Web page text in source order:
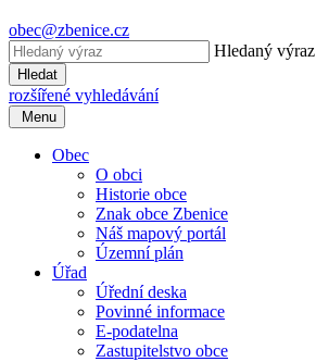
obec@zbenice.cz
Hledaný výraz
Hledat
rozšířené vyhledávání
Menu
Obec
O obci
Historie obce
Znak obce Zbenice
Náš mapový portál
Územní plán
Úřad
Úřední deska
Povinné informace
E-podatelna
Zastupitelstvo obce